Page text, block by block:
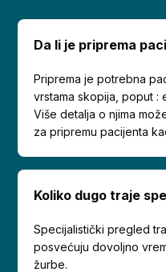
Da li je priprema
Priprema je potrebna
vrstama skopija, poput :
Više detalja o njima
za pripremu pacijenta
Koliko dugo traje
Specijalistički pregled
posvećuju dovoljno
žurbe.